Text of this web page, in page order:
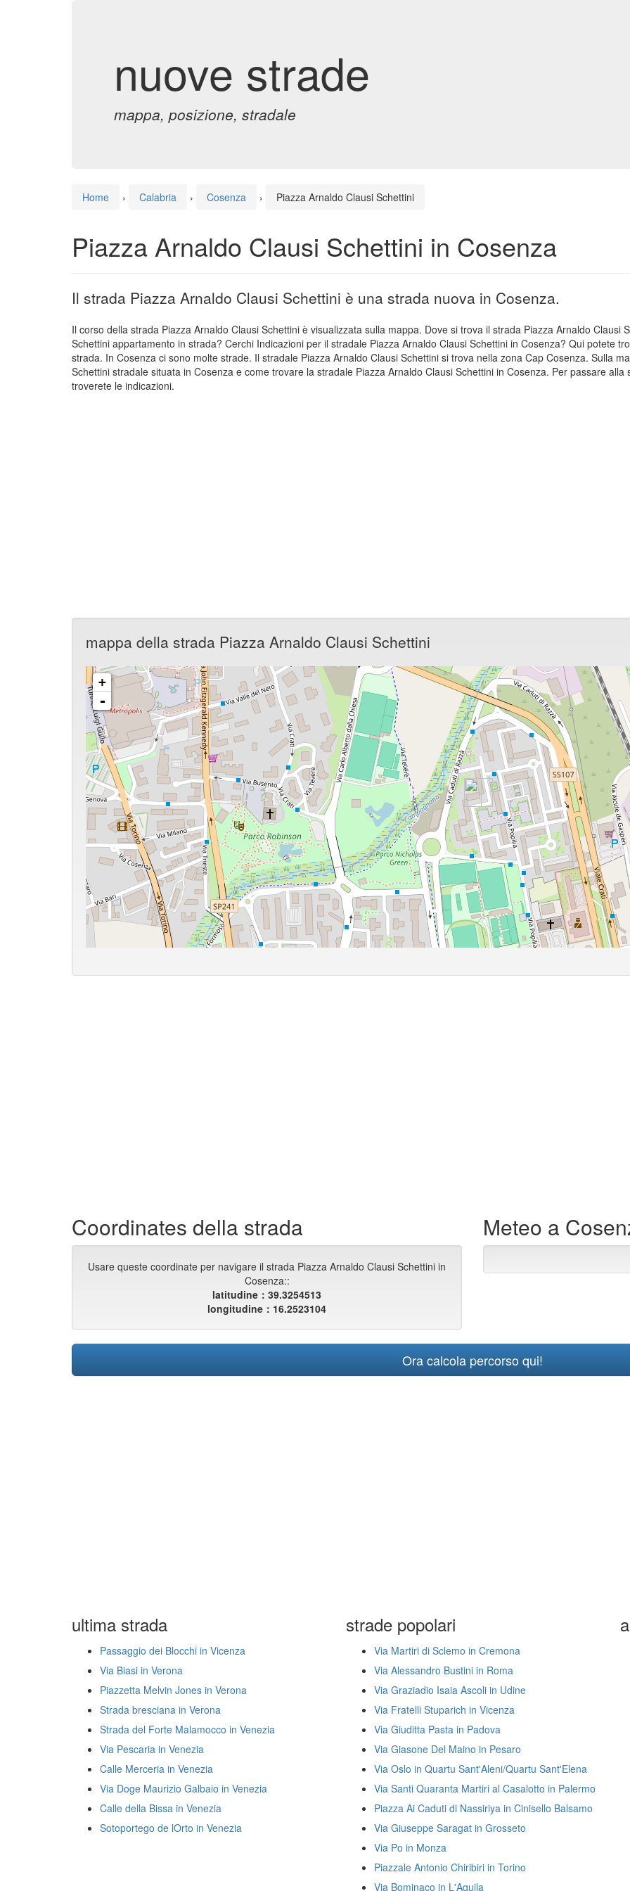
nuove strade
mappa, posizione, stradale
Home › Calabria › Cosenza › Piazza Arnaldo Clausi Schettini
Piazza Arnaldo Clausi Schettini in Cosenza
Il strada Piazza Arnaldo Clausi Schettini è una strada nuova in Cosenza.
Il corso della strada Piazza Arnaldo Clausi Schettini è visualizzata sulla mappa. Dove si trova il strada Piazza Arnaldo Clausi
Schettini appartamento in strada? Cerchi Indicazioni per il stradale Piazza Arnaldo Clausi Schettini in Cosenza? Qui potete
strada. In Cosenza ci sono molte strade. Il stradale Piazza Arnaldo Clausi Schettini si trova nella zona Cap Cosenza. Sulla
Schettini stradale situata in Cosenza e come trovare la stradale Piazza Arnaldo Clausi Schettini in Cosenza. Per passare
troverete le indicazioni.
mappa della strada Piazza Arnaldo Clausi Schettini
+
-
Coordinates della strada
Usare queste coordinate per navigare il strada Piazza Arnaldo Clausi Schettini in
Cosenza::
latitudine：39.3254513
longitudine：16.2523104
Meteo a
Ora calcola percorso qui!
ultima strada
Passaggio dei Blocchi in Vicenza
Via Biasi in Verona
Piazzetta Melvin Jones in Verona
Strada bresciana in Verona
Strada del Forte Malamocco in Venezia
Via Pescaria in Venezia
Calle Merceria in Venezia
Via Doge Maurizio Galbaio in Venezia
Calle della Bissa in Venezia
Sotoportego de lOrto in Venezia
strade popolari
Via Martiri di Sclemo in Cremona
Via Alessandro Bustini in Roma
Via Graziadio Isaia Ascoli in Udine
Via Fratelli Stuparich in Vicenza
Via Giuditta Pasta in Padova
Via Giasone Del Maino in Pesaro
Via Oslo in Quartu Sant'Aleni/Quartu Sant'Elena
Via Santi Quaranta Martiri al Casalotto in Palermo
Piazza Ai Caduti di Nassiriya in Cinisello Balsamo
Via Giuseppe Saragat in Grosseto
Via Po in Monza
Piazzale Antonio Chiribiri in Torino
Via Bominaco in L'Aquila